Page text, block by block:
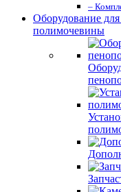
–
Оборудование
полимочевины